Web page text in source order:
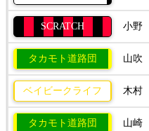
SCRATCH 小野
タカモト道路団 山吹
ベイビークライフ 木村
タカモト道路団 山崎